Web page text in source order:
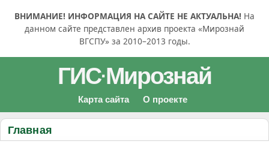
ВНИМАНИЕ! ИНФОРМАЦИЯ НА САЙТЕ НЕ АКТУАЛЬНА! На
данном сайте представлен архив проекта «Мирознай
ВГСПУ» за 2010–2013 годы.
ГИС·Мирознай
Карта сайта О проекте
Главная